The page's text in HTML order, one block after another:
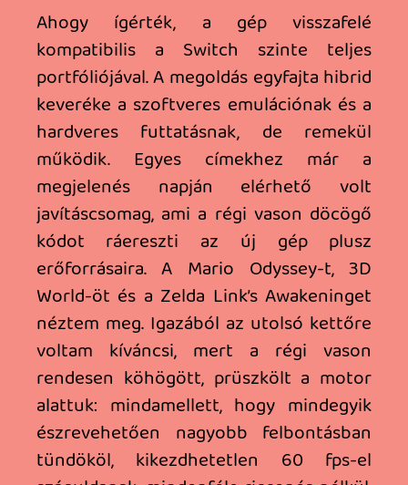
generációs játékkártyákat, a hangfal
minősége meg annyival jobb, hogy a
prevgen Switch játékok próbálgatása
közben először hallottam meg handheld
módban egyik-másik cím
agyontömörített audio-mivoltát.
A gép 50+ Wattos tápkockája is már a
laptopok világát idézi, ebből is látszik,
hogy a töltések bizony kellenek a
teljesítmény kipasszírozásához. A Joy-
Conok konok módon nagyot fejlődtek,
nem csak a bepattintásuk, de
használatuk is talán jobb, érzetre
fogásuk komolyabb. Nem mondható el ez
akkor, ha helyükön vannak. Handheld
módban FPS-ezni a Switch 2-n komoly
feladat lesz az ujjainknak, nehezen állnak
kézre az analógok, főleg a bal. Ami az
asszimmetria miatt nagyon közel van a
fenti ravaszokhoz, így vagy a karakter
terelgetése lesz nehezebb, vagy random
mód nyomod le az L1 gombot a